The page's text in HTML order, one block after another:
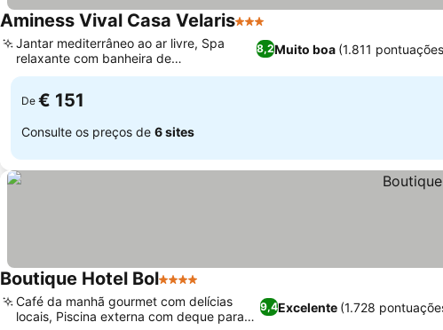
Aminess Vival Casa Velaris3 Estrelas
8,2Muito boa (1.811
Jantar mediterrâneo ao ar livre, Spa
relaxante com banheira de
hidromassagem e sauna
De € 151
Consulte os preços de 6 sites
Boutique Hotel Bol4 Estrelas
9,4Excelente (1.728
Café da manhã gourmet com delícias
locais, Piscina externa com deque para